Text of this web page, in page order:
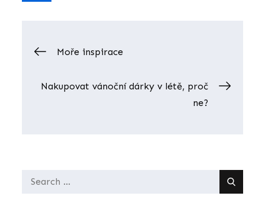
Navigace
pro
Moře inspirace
Nakupovat vánoční dárky v létě, proč
ne?
Search